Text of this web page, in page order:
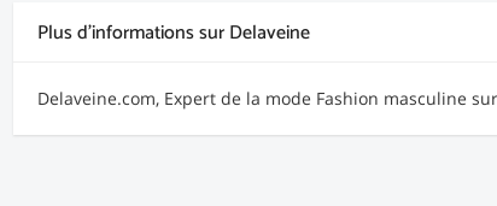
Plus d'informations sur Delaveine
Delaveine.com, Expert de la mode Fashion masculine